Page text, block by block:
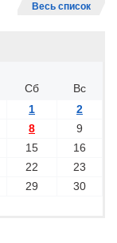
Весь список
Сб
Вс
1
2
8
9
15
16
22
23
29
30